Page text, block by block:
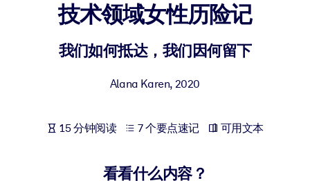
面向 LMS/LXP
将简短且经过验证的知识引入您的 LMS/LXP，以获得更强的学习效
利用可靠、结构化的知识为您的人工智能系统提供动力，以改善输
技术领域女性历险记
我们如何抵达，我们因何留下
Alana Karen, 2020
15 分钟阅读 7 个要点速记 可用文本
看看什么内容？